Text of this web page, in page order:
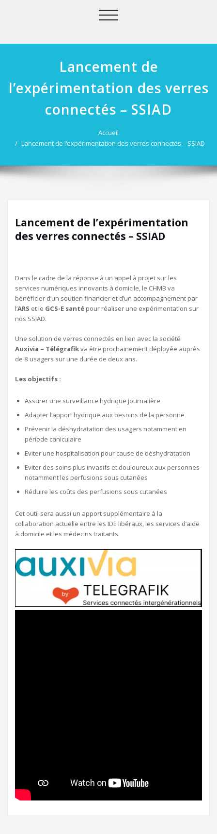
Afficher/masquer
Lancement de
l’expérimentation des verres
connectés – SSIAD
Accueil
Lancement de l’expérimentation des verres connectés – SSIAD
Lancement de l’expérimentation
des verres connectés – SSIAD
Dans le cadre de la réponse à un appel à projet sur les
services numériques innovants à domicile, le CHMB va
bénéficier d’un soutien financier et d’un accompagnement par
l’ARS et le GCS-E santé pour réaliser une expérimentation sur
nos SSIAD.
Une solution de verres connectés en lien avec la société
Auxivia – Télégrafikva être prochainement déployée auprès
de 8 usagers sur une durée de deux ans.
Les objectifs :
Assurer une surveillance hydrique journalière
Adapter l’apport hydrique aux besoins de la personne
Prévenir la déshydratation des usagers notamment en
période caniculaire
Eviter une hospitalisation pour cause de déshydratation
Eviter des soins plus invasifs et douloureux aux personnes
notamment les perfusions sous cutanées
Réduire les coûts des perfusions sous cutanées
Cet outil sera aussi un apport supplémentaire à la
collaboration actuelle entre les IDE libéraux, les services d’aide
à domicile et les médecins traitants.